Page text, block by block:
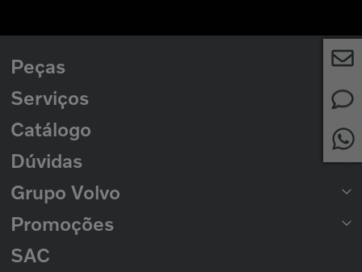
Peças
Peças para Caminhões
Peças para Ônibus
Serviços
Rede de Concessionárias
2ª Via de Boleto
Catálogo
Catálogo de Peças
Catálogo Nacional de Motores
Dúvidas
Formas de Pagamento
Prazo de Entrega
Trocas e Devoluções
Política de Privacidade
Cookies
Política de Garantias
Grupo Volvo
Seminovos Volvo
Volvo Caminhões
Volvo Ônibus
Grupo Volvo
Promoções
Promoção Nacional
SAC